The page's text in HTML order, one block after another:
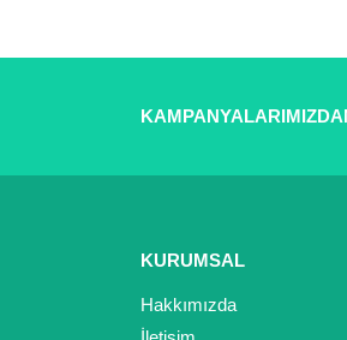
KURUMSAL
Hakkımızda